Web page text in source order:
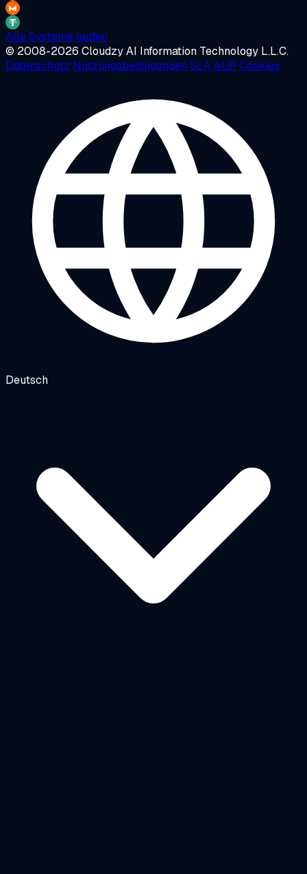
Alle Systeme laufen
© 2008-2026 Cloudzy AI Information Technology L.L.C.
Datenschutz Nutzungsbedingungen SLAAUP Cookies
Deutsch